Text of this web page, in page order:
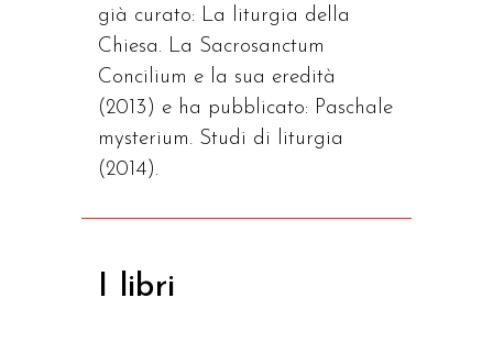
già curato: La liturgia della
Chiesa. La Sacrosanctum
Concilium e la sua eredità
(2013) e ha pubblicato: Paschale
mysterium. Studi di liturgia
(2014).
I libri